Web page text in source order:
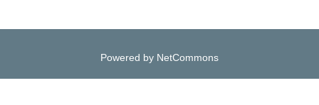
Powered by NetCommons